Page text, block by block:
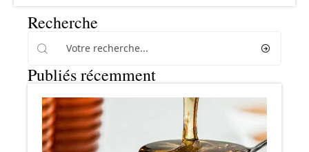
Recherche
Publiés récemment